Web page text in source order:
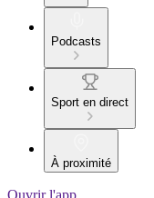
Podcasts
Sport en direct
À proximité
Ouvrir l'app